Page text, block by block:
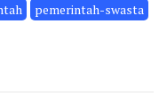
pemerintah-swasta